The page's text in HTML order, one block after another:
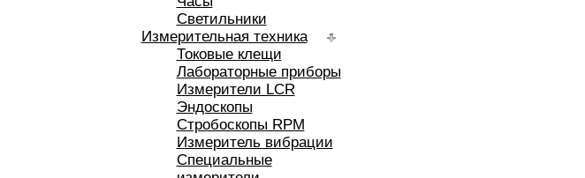
Светильники
Измерительная техника
Токовые клещи
Лабораторные приборы
Измерители LCR
Эндоскопы
Стробоскопы RPM
Измеритель вибрации
Специальные